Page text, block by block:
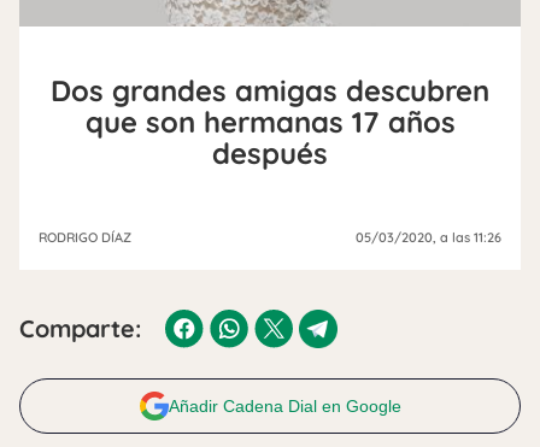
Dos grandes amigas descubren
que son hermanas 17 años
después
RODRIGO DÍAZ 05/03/2020 , a las 11:26
Comparte:
Añadir Cadena Dial en Google